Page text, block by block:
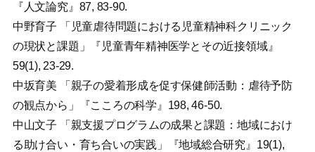
『人文論究』87, 83-90.
中野育子 「児童虐待問題における児童精神科クリニック
の現状と課題」『児童青年精神医学とその近接領域』
59(1), 23-29.
中坂育美 「親子の愛着形成を促す保健師活動：虐待予防
の観点から」『こころの科学』198, 46-50.
中山文子 「親支援プログラムの成果と課題：地域におけ
る助け合い・育ち合いの実践」『地域総合研究』19(1),